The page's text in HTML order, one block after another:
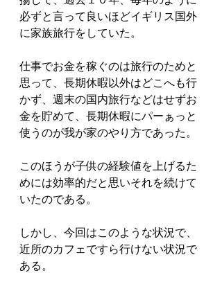
必ずと言って良いほどイギリス国外
に家族旅行をしていた。
仕事でお金を稼ぐのは旅行のためと
思って、長期休暇以外はどこへも行
かず、週末の国内旅行などはせずお
金を貯めて、長期休暇にパーぁっと
使うのが我が家のやり方であった。
このほうが子供の経験値を上げるた
めには効率的だと思いそれを続けて
いたのである。
しかし、今回はこのような状況で、
近所のカフェですら行けない状況で
ある。